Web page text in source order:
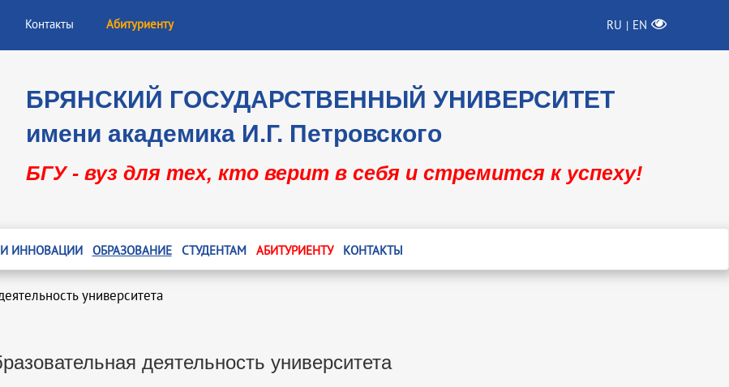
Контакты Абитуриенту RU | EN
БРЯНСКИЙ ГОСУДАРСТВЕННЫЙ УНИВЕРСИТЕТ
имени академика И.Г. Петровского
БГУ - вуз для тех, кто верит в себя и стремится к успеху!
И ИННОВАЦИИ ОБРАЗОВАНИЕ СТУДЕНТАМ АБИТУРИЕНТУ КОНТАКТЫ
университета
деятельность университета